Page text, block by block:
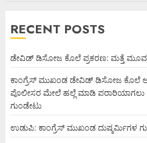
RECENT POSTS
ಡೇವಿಡ್ ಡಿಸೋಜ ಕೊಲೆ ಪ್ರಕರಣ: ಮತ್ತೆ
ಕಾಂಗ್ರೆಸ್ ಮುಖಂಡ ಡೇವಿಡ್ ಡಿಸೋಜ ಕೊಲೆ
ಪೊಲೀಸರ ಮೇಲೆ ಹಲ್ಲೆ ಮಾಡಿ
ಗುಂಡೇಟು
ಉಡುಪಿ: ಕಾಂಗ್ರೆಸ್ ಮುಖಂಡ ದುಷ್ಕರ್ಮಿಗಳ